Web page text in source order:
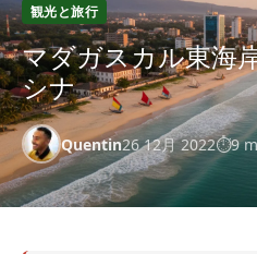
観光と旅行
マダガスカル東海
シナ
Quentin26 12月 2022 9